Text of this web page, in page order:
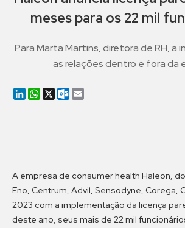
meses para os 22 mil
Para Marta Martins, diretora de RH, a
as relações dentro e fora da
LinkedIn
WhatsApp
X Outlook.com
A empresa de consumer health Haleon,
Eno, Centrum, Advil, Sensodyne, Corega,
2023 com a implementação da licença
deste ano, seus mais de 22 mil